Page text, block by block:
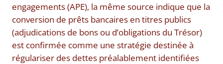
engagements (APE), la même source indique que la
conversion de prêts bancaires en titres publics
(adjudications de bons ou d’obligations du Trésor)
est confirmée comme une stratégie destinée à
régulariser des dettes préalablement identifiées